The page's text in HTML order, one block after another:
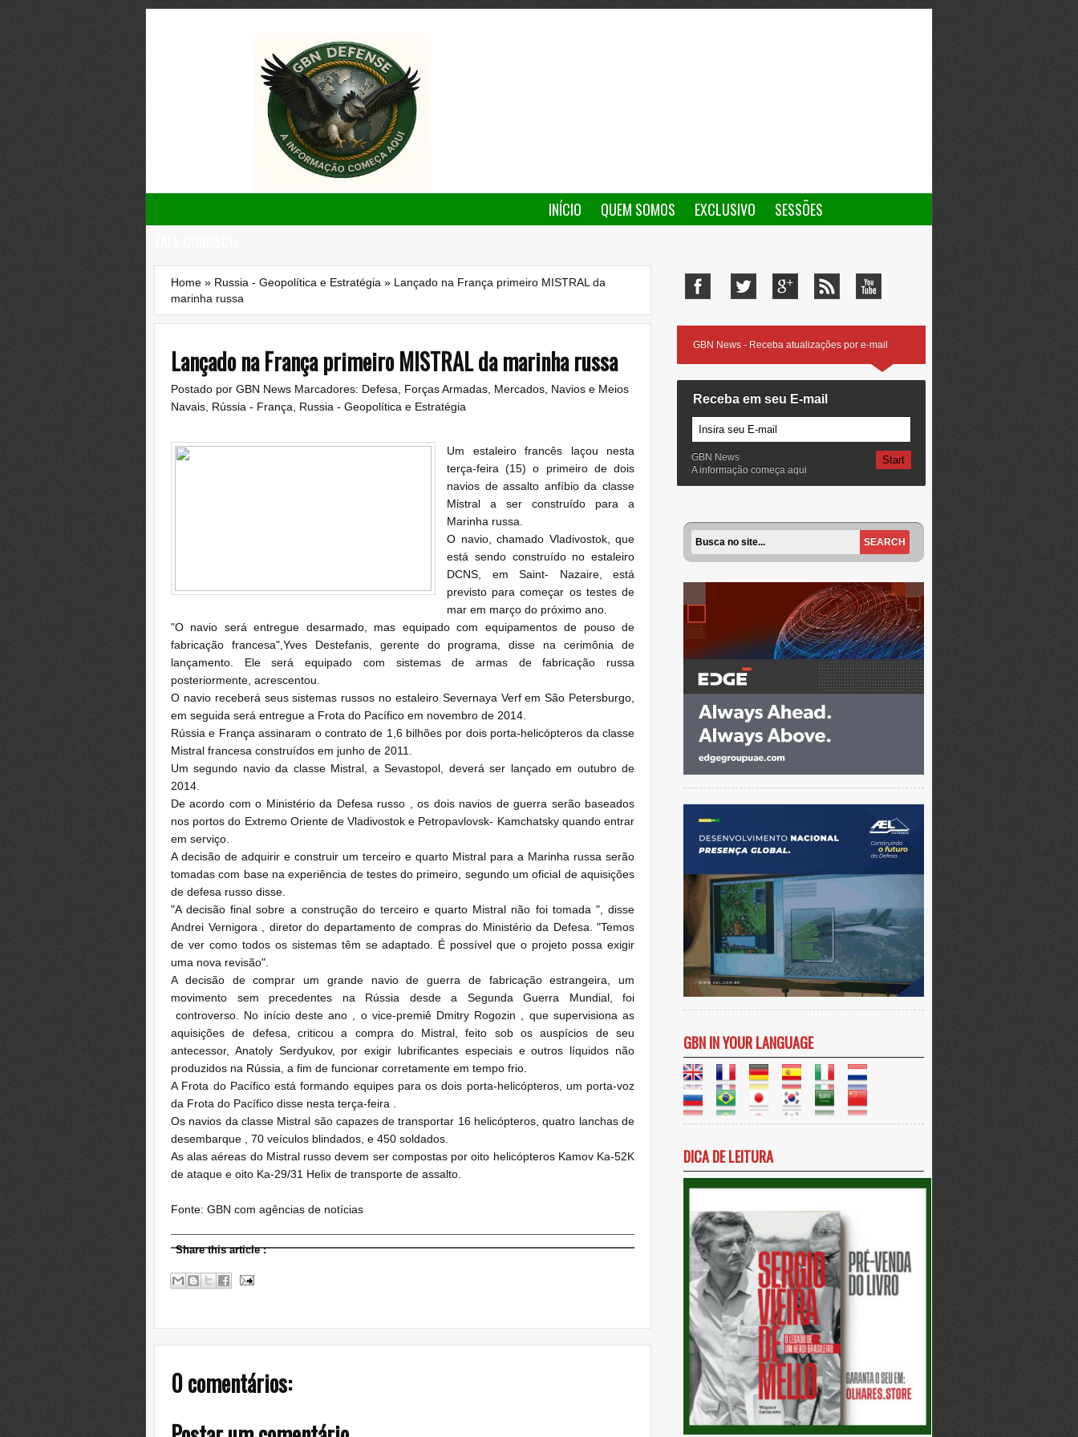
INÍCIO QUEM SOMOS EXCLUSIVO
SESSÕES
Home » Russia - Geopolítica e Estratégia » Lançado na França primeiro MISTRAL da
marinha russa
Lançado na França primeiro MISTRAL da marinha russa
Postado por GBN News Marcadores: Defesa Forças Armadas Mercados Navios e Meios
Navais Rússia - França Russia - Geopolítica e Estratégia
Um estaleiro francês laçou nesta
terça-feira (15) o primeiro de dois
navios de assalto anfíbio da classe
Mistral a ser construído para a
Marinha russa.
O navio, chamado Vladivostok, que
está sendo construído no estaleiro
DCNS, em Saint- Nazaire, está
previsto para começar os testes de
mar em março do próximo ano.
"O navio será entregue desarmado, mas equipado com equipamentos de pouso de
fabricação francesa",Yves Destefanis, gerente do programa, disse na cerimônia de
lançamento. Ele será equipado com sistemas de armas de fabricação russa
posteriormente, acrescentou.
O navio receberá seus sistemas russos no estaleiro Severnaya Verf em São Petersburgo,
em seguida será entregue a Frota do Pacífico em novembro de 2014.
Rússia e França assinaram o contrato de 1,6 bilhões por dois porta-helicópteros da classe
Mistral francesa construídos em junho de 2011.
Um segundo navio da classe Mistral, a Sevastopol, deverá ser lançado em outubro de
2014.
De acordo com o Ministério da Defesa russo , os dois navios de guerra serão baseados
nos portos do Extremo Oriente de Vladivostok e Petropavlovsk- Kamchatsky quando entrar
em serviço.
A decisão de adquirir e construir um terceiro e quarto Mistral para a Marinha russa serão
tomadas com base na experiência de testes do primeiro, segundo um oficial de aquisições
de defesa russo disse.
"A decisão final sobre a construção do terceiro e quarto Mistral não foi tomada ", disse
Andrei Vernigora , diretor do departamento de compras do Ministério da Defesa. "Temos
de ver como todos os sistemas têm se adaptado. É possível que o projeto possa exigir
uma nova revisão".
A decisão de comprar um grande navio de guerra de fabricação estrangeira, um
movimento sem precedentes na Rússia desde a Segunda Guerra Mundial, foi
controverso. No início deste ano , o vice-premiê Dmitry Rogozin , que supervisiona as
aquisições de defesa, criticou a compra do Mistral, feito sob os auspícios de seu
antecessor, Anatoly Serdyukov, por exigir lubrificantes especiais e outros líquidos não
produzidos na Rússia, a fim de funcionar corretamente em tempo frio.
A Frota do Pacífico está formando equipes para os dois porta-helicópteros, um porta-voz
da Frota do Pacífico disse nesta terça-feira .
Os navios da classe Mistral são capazes de transportar 16 helicópteros, quatro lanchas de
desembarque , 70 veículos blindados, e 450 soldados.
As alas aéreas do Mistral russo devem ser compostas por oito helicópteros Kamov Ka-52K
de ataque e oito Ka-29/31 Helix de transporte de assalto.
Fonte: GBN com agências de notícias
Share this article:
0 comentários:
GBN News - Receba atualizações por e-mail
Receba em seu E-mail
GBN News
A informação começa aqui
GBN IN YOUR LANGUAGE
DICA DE LEITURA